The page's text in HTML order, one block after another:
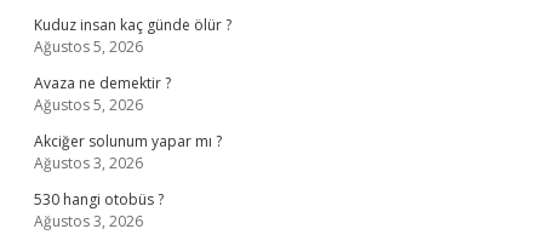
Kuduz insan kaç günde ölür ?
Ağustos 5, 2026
Avaza ne demektir ?
Ağustos 5, 2026
Akciğer solunum yapar mı ?
Ağustos 3, 2026
530 hangi otobüs ?
Ağustos 3, 2026